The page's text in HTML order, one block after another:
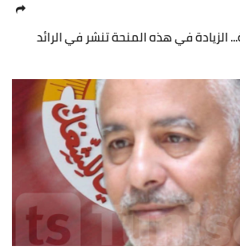
الزيادة في هذه المنحة تنشر في الرائد